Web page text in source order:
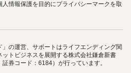
情報保護を目的にプライバシーマークを取
」の運営、サポートはライフエンディング関
ットビジネスを展開する株式会社鎌倉新書
証券コード：6184）が行っています。